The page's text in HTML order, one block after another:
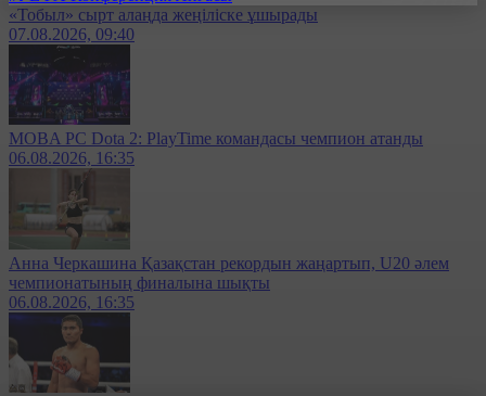
«Тобыл» сырт алаңда жеңіліске ұшырады
07.08.2026, 09:40
MOBA PC Dota 2: PlayTime командасы чемпион атанды
06.08.2026, 16:35
Анна Черкашина Қазақстан рекордын жаңартып, U20 әлем
чемпионатының финалына шықты
06.08.2026, 16:35